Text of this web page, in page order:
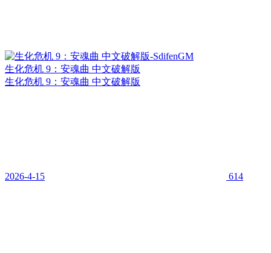
生化危机 9：安魂曲 中文破解版
生化危机 9：安魂曲 中文破解版
2026-4-15 614